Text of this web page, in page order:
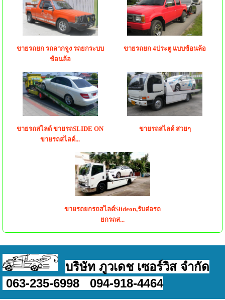
ขายรถยก รถลากจูง รถยกระบบ
ช้อนล้อ
ขายรถยก 4ประตู แบบช้อนล้อ
ขายรถสไลด์ ขายรถSLIDE ON
ขายรถสไลด์...
ขายรถสไลด์ สวยๆ
ขายรถยกรถสไลด์Slideon,รับต่อรถ
ยกรถส...
บริษัท ภูวเดช เซอร์วิส จำกัด
063-235-6998 094-918-4464